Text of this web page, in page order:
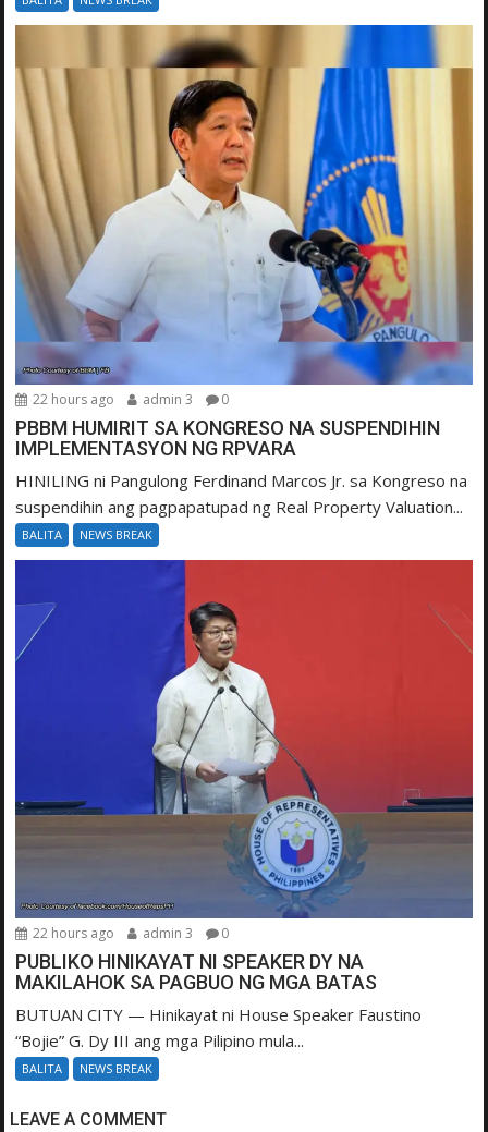
22 hours ago admin 3 0
PBBM HUMIRIT SA KONGRESO NA SUSPENDIHIN
IMPLEMENTASYON NG RPVARA
HINILING ni Pangulong Ferdinand Marcos Jr. sa Kongreso na
suspendihin ang pagpapatupad ng Real Property Valuation...
BALITA NEWS BREAK
22 hours ago admin 3 0
PUBLIKO HINIKAYAT NI SPEAKER DY NA
MAKILAHOK SA PAGBUO NG MGA BATAS
BUTUAN CITY — Hinikayat ni House Speaker Faustino
“Bojie” G. Dy III ang mga Pilipino mula...
BALITA NEWS BREAK
LEAVE A COMMENT